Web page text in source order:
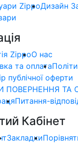
ZippoДизайн
ZippoО нас
та оплата
публічної оферти
ПОВЕРНЕННЯ ТА
Питання-
Кабінет
Закладки